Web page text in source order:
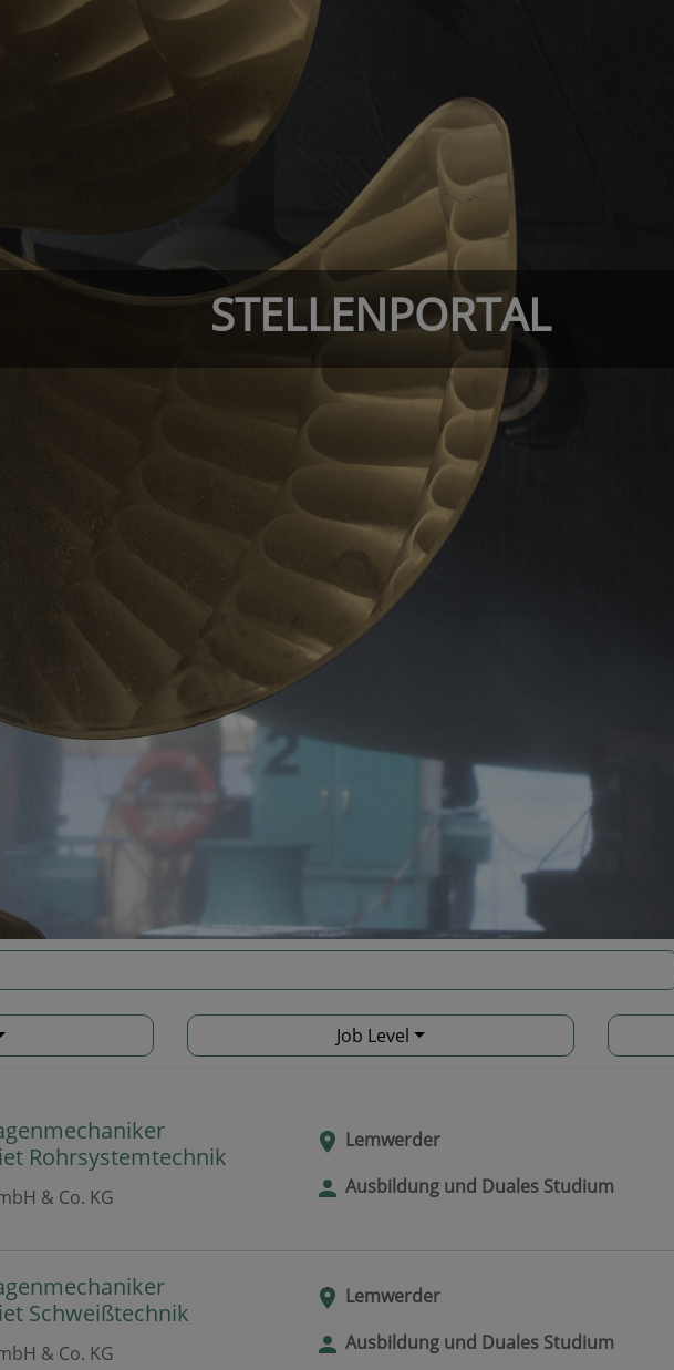
STELLENPORTAL
Job Level
Rohrsystemtechnik
& Co. KG
Lemwerder
Ausbildung und Duales Studium
Schweißtechnik
& Co. KG
Lemwerder
Ausbildung und Duales Studium